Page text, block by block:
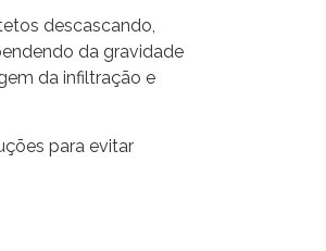
descascando,
da gravidade
da infiltração e
para evitar